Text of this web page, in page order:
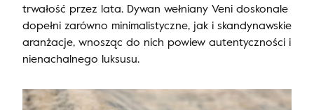
trwałość przez lata. Dywan wełniany Veni doskonale
dopełni zarówno minimalistyczne, jak i skandynawskie
aranżacje, wnosząc do nich powiew autentyczności i
nienachalnego luksusu.